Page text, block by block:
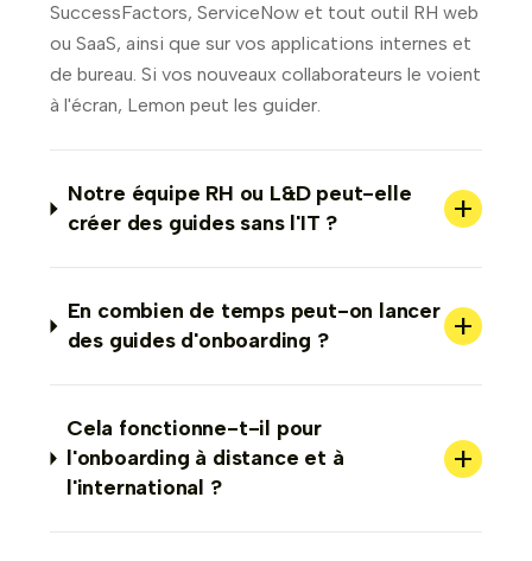
SuccessFactors, ServiceNow et tout outil RH web
ou SaaS, ainsi que sur vos applications internes et
de bureau. Si vos nouveaux collaborateurs le voient
à l'écran, Lemon peut les guider.
Notre équipe RH ou L&D peut-elle
créer des guides sans l'IT ?
+
En combien de temps peut-on lancer
des guides d'onboarding ?
+
Cela fonctionne-t-il pour
l'onboarding à distance et à
l'international ?
+